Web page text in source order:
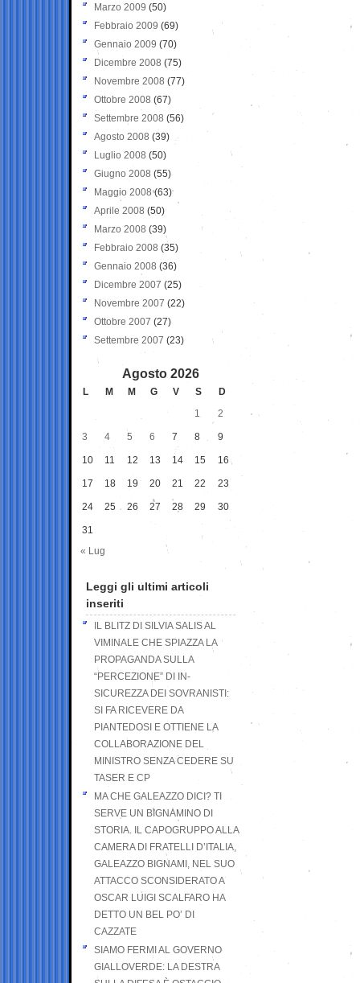
Marzo 2009 (50)
Febbraio 2009 (69)
Gennaio 2009 (70)
Dicembre 2008 (75)
Novembre 2008 (77)
Ottobre 2008 (67)
Settembre 2008 (56)
Agosto 2008 (39)
Luglio 2008 (50)
Giugno 2008 (55)
Maggio 2008(63)
Aprile 2008 (50)
Marzo 2008 (39)
Febbraio 2008 (35)
Gennaio 2008 (36)
Dicembre 2007 (25)
Novembre 2007 (22)
Ottobre 2007 (27)
Settembre 2007 (23)
Agosto 2026
L M M G V S
D
1
2
3 4 5 6 7 8 9
10 11 12 13 14 15 16
17 18 19 20 21 22 23
24 25 26 27 28 29 30
31
« Lug
Leggi gli ultimi articoli
inseriti
IL BLITZ DI SILVIA SALIS AL
VIMINALE CHE SPIAZZA LA
PROPAGANDA SULLA
“PERCEZIONE” DI IN-
SICUREZZA DEI SOVRANISTI:
SI FA RICEVERE DA
PIANTEDOSI E OTTIENE LA
COLLABORAZIONE DEL
MINISTRO SENZA CEDERE SU
TASER E CP
MA CHE GALEAZZO DICI? TI
SERVE UN BIGNAMINO DI
STORIA. IL CAPOGRUPPO ALLA
CAMERA DI FRATELLI D’ITALIA,
GALEAZZO BIGNAMI, NEL SUO
ATTACCO SCONSIDERATO A
OSCAR LUIGI SCALFARO HA
DETTO UN BEL PO’ DI
CAZZATE
SIAMO FERMI AL GOVERNO
GIALLOVERDE: LA DESTRA